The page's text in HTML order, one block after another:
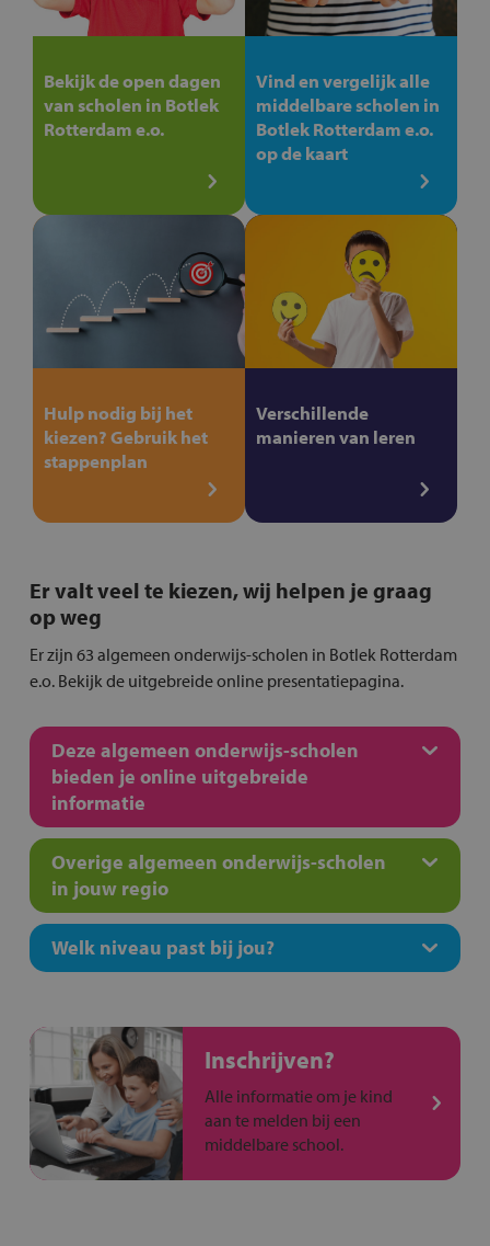
Bekijk de open dagen
van scholen in Botlek
Rotterdam e.o.
Vind en vergelijk alle
middelbare scholen in
Botlek Rotterdam e.o.
op de kaart
Hulp nodig bij het
kiezen? Gebruik het
stappenplan
Verschillende
manieren van leren
Er valt veel te kiezen, wij helpen je graag
op weg
Er zijn 63 algemeen onderwijs-scholen in Botlek Rotterdam
e.o. Bekijk de uitgebreide online presentatiepagina.
Deze algemeen onderwijs-scholen
bieden je online uitgebreide
informatie
Overige algemeen onderwijs-scholen
in jouw regio
Welk niveau past bij jou?
Inschrijven?
Alle informatie om je kind
aan te melden bij een
middelbare school.